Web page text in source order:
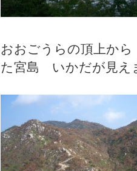
おおごうらの頂
た宮島 いかだが見え